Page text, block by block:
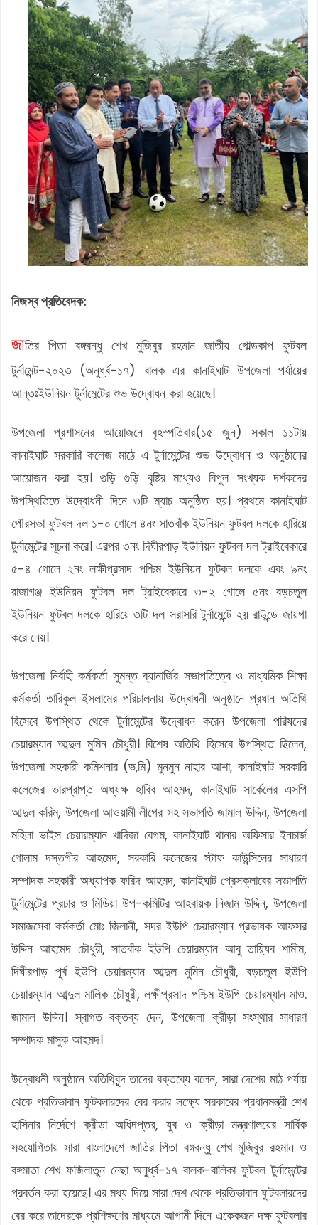
নিজস্ব প্রতিবেদক:
জাতির পিতা বঙ্গবন্ধু শেখ মুজিবুর রহমান জাতীয় গোল্ডকাপ ফুটবল
টুর্নামেন্ট-২০২৩ (অনুর্ধ্ব-১৭) বালক এর কানাইঘাট উপজেলা পর্যায়ের
আন্তঃইউনিয়ন টুর্নামেন্টের শুভ উদ্বোধন করা হয়েছে।
উপজেলা প্রশাসনের আয়োজনে বৃহস্পতিবার(১৫ জুন) সকাল ১১টায়
কানাইঘাট সরকারি কলেজ মাঠে এ টুর্নামেন্টের শুভ উদ্বোধন ও অনুষ্ঠানের
আয়োজন করা হয়। গুড়ি গুড়ি বৃষ্টির মধ্যেও বিপুল সংখ্যক দর্শকদের
উপস্থিতিতে উদ্বোধনী দিনে ৩টি ম্যাচ অনুষ্ঠিত হয়। প্রথমে কানাইঘাট
পৌরসভা ফুটবল দল ১-০ গোলে ৪নং সাতবাঁক ইউনিয়ন ফুটবল দলকে হারিয়ে
টুর্নামেন্টের সূচনা করে। এরপর ৩নং দিঘীরপাড় ইউনিয়ন ফুটবল দল ট্রাইবেকারে
৫-৪ গোলে ২নং লক্ষীপ্রসাদ পশ্চিম ইউনিয়ন ফুটবল দলকে এবং ৯নং
রাজাগঞ্জ ইউনিয়ন ফুটবল দল ট্রাইবেকারে ৩-২ গোলে ৫নং বড়চতুল
ইউনিয়ন ফুটবল দলকে হারিয়ে ৩টি দল সরাসরি টুর্নামেন্টে ২য় রাউন্ডে জায়গা
করে নেয়।
উপজেলা নির্বাহী কর্মকর্তা সুমন্ত ব্যানার্জির সভাপতিত্বে ও মাধ্যমিক শিক্ষা
কর্মকর্তা তারিকুল ইসলামের পরিচালনায় উদ্বোধনী অনুষ্ঠানে প্রধান অতিথি
হিসেবে উপস্থিত থেকে টুর্নামেন্টের উদ্বোধন করেন উপজেলা পরিষদের
চেয়ারম্যান আব্দুল মুমিন চৌধুরী। বিশেষ অতিথি হিসেবে উপস্থিত ছিলেন,
উপজেলা সহকারী কমিশনার (ভ‚মি) মুনমুন নাহার আশা, কানাইঘাট সরকারি
কলেজের ভারপ্রাপ্ত অধ্যক্ষ হাবিব আহমদ, কানাইঘাট সার্কেলের এসপি
আব্দুল করিম, উপজেলা আওয়ামী লীগের সহ সভাপতি জামাল উদ্দিন, উপজেলা
মহিলা ভাইস চেয়ারম্যান খাদিজা বেগম, কানাইঘাট থানার অফিসার ইনচার্জ
গোলাম দস্তগীর আহমেদ, সরকারি কলেজের স্টাফ কাউন্সিলের সাধারণ
সম্পাদক সহকারী অধ্যাপক ফরিদ আহমদ, কানাইঘাট প্রেসক্লাবের সভাপতি
টুর্নামেন্টের প্রচার ও মিডিয়া উপ-কমিটির আহবায়ক নিজাম উদ্দিন, উপজেলা
সমাজসেবা কর্মকর্তা মোঃ জিলানী, সদর ইউপি চেয়ারম্যান প্রভাষক আফসর
উদ্দিন আহমেদ চৌধুরী, সাতবাঁক ইউপি চেয়ারম্যান আবু তায়্যিব শামীম,
দিঘীরপাড় পূর্ব ইউপি চেয়ারম্যান আব্দুল মুমিন চৌধুরী, বড়চতুল ইউপি
চেয়ারম্যান আব্দুল মালিক চৌধুরী, লক্ষীপ্রসাদ পশ্চিম ইউপি চেয়ারম্যান মাও.
জামাল উদ্দিন। স্বাগত বক্তব্য দেন, উপজেলা ক্রীড়া সংস্থার সাধারণ
সম্পাদক মাসুক আহমদ।
উদ্বোধনী অনুষ্ঠানে অতিথিবৃন্দ তাদের বক্তব্যে বলেন, সারা দেশের মাঠ পর্যায়
থেকে প্রতিভাবান ফুটবলারদের বের করার লক্ষ্যে সরকারের প্রধানমন্ত্রী শেখ
হাসিনার নির্দেশে ক্রীড়া অধিদপ্তর, যুব ও ক্রীড়া মন্ত্রণালয়ের সার্বিক
সহযোগিতায় সারা বাংলাদেশে জাতির পিতা বঙ্গবন্ধু শেখ মুজিবুর রহমান ও
বঙ্গমাতা শেখ ফজিলাতুন নেছা অনুর্ধ্ব-১৭ বালক-বালিকা ফুটবল টুর্নামেন্টের
প্রবর্তন করা হয়েছে। এর মধ্য দিয়ে সারা দেশ থেকে প্রতিভাবান ফুটবলারদের
বের করে তাদেরকে প্রশিক্ষণের মাধ্যমে আগামী দিনে একেকজন দক্ষ ফুটবলার